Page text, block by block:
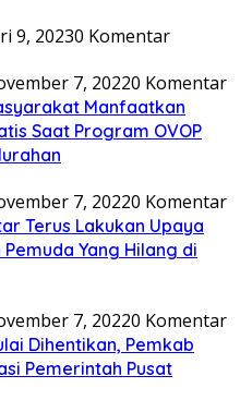
9, 20230 Komentar
7, 20220 Komentar
Manfaatkan
Saat Program OVOP
7, 20220 Komentar
Terus Lakukan Upaya
Yang Hilang di
7, 20220 Komentar
Dihentikan, Pemkab
Pemerintah Pusat